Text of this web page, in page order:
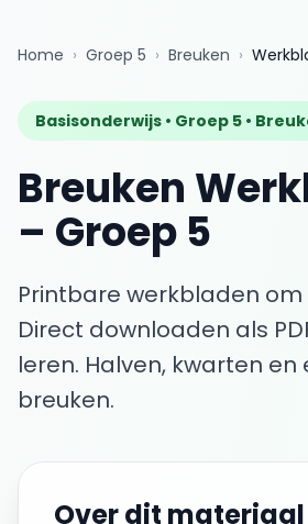
Home › Groep 5 › Breuken ›
Basisonderwijs • Groep 5 •
Breuken
– Groep 5
Printbare werkbladen
Direct downloaden als
leren. Halven, kwarten en
breuken.
Over dit materiaal